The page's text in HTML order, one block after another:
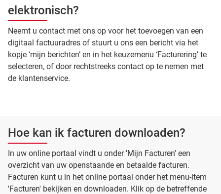
elektronisch?
Neemt u contact met ons op voor het toevoegen van een
digitaal factuuradres of stuurt u ons een bericht via het
kopje ‘mijn berichten’ en in het keuzemenu ‘Facturering’ te
selecteren, of door rechtstreeks contact op te nemen met
de klantenservice.
Hoe kan ik facturen downloaden?
In uw online portaal vindt u onder 'Mijn Facturen' een
overzicht van uw openstaande en betaalde facturen.
Facturen kunt u in het online portaal onder het menu-item
'Facturen' bekijken en downloaden. Klik op de betreffende